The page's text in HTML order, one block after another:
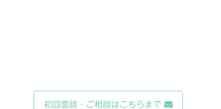
初回面談・ご相談はこちらまで